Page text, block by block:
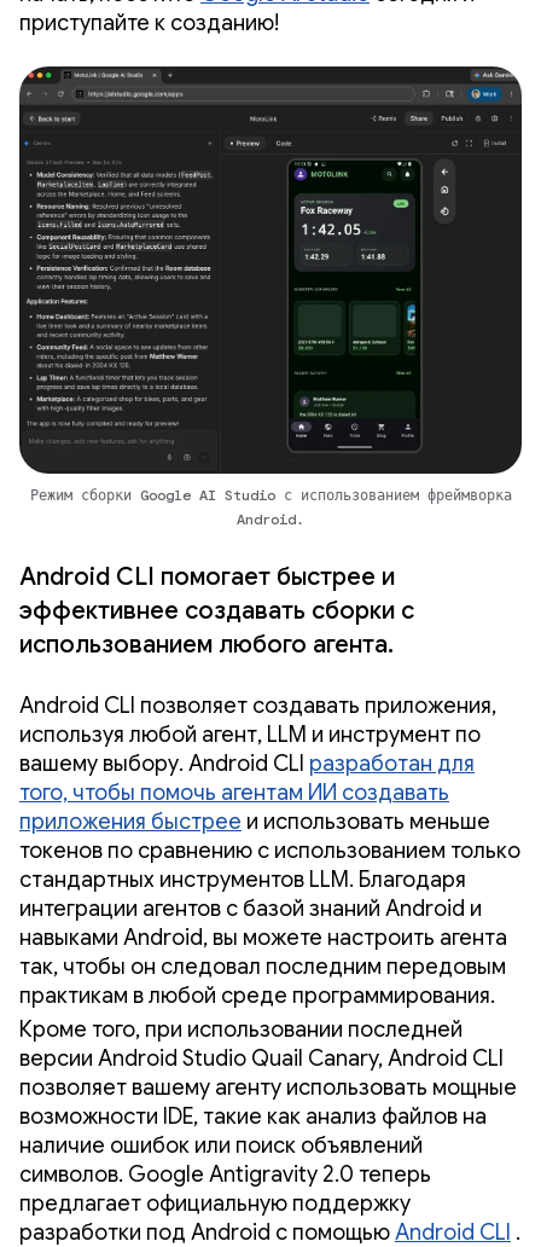
приступайте к созданию!
Режим сборки Google AI Studio с использованием фреймворка
Android.
Android CLI помогает быстрее и
эффективнее создавать сборки с
использованием любого агента.
Android CLI позволяет создавать приложения,
используя любой агент, LLM и инструмент по
вашему выбору. Android CLI разработан для
того, чтобы помочь агентам ИИ создавать
приложения быстрее и использовать меньше
токенов по сравнению с использованием только
стандартных инструментов LLM. Благодаря
интеграции агентов с базой знаний Android и
навыками Android, вы можете настроить агента
так, чтобы он следовал последним передовым
практикам в любой среде программирования.
Кроме того, при использовании последней
версии Android Studio Quail Canary, Android CLI
позволяет вашему агенту использовать мощные
возможности IDE, такие как анализ файлов на
наличие ошибок или поиск объявлений
символов. Google Antigravity 2.0 теперь
предлагает официальную поддержку
разработки под Android с помощьюAndroid CLI .